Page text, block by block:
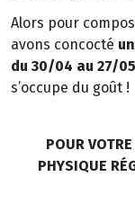
Alors pour
avons concocté
du 30/04 au 27/
s’occupe du goût !
POUR
PHYSIQUE